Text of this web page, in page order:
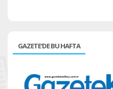
GAZETE'DE BU HAFTA